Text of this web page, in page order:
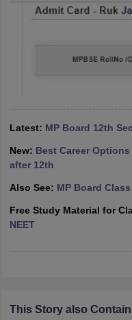
Army Public Schools in
GSEB SSC Question Papers
Knowledge Olympiad
Latest: MP Board 12th
New: Best Career
after 12th
Also See: MP Board
Free Study Material for
NEET
This Story also